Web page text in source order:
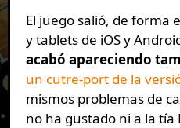
El juego salió, de forma
y tablets de iOS y
acabó apareciendo
un cutre-port de la
mismos problemas de
no ha gustado ni a la tía